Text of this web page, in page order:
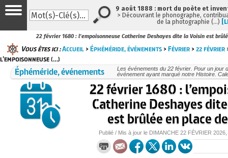
22 février 1680 : l’empoisonneuse Catherine Deshayes dite la Voisin est
Vous êtes ici :Accueil >Éphéméride, événements >Février >22 février
l’empoisonneuse (…)
Éphéméride, événements
Les événements du 22 février. Pour un jour
événement ayant marqué notre Histoire.
22 février 1680 :
Catherine Deshayes
est brûlée en place
Publié / Mis à jour le DIMANCHE 22 FÉVRIER 2026,
9 août 1888 : mort du poète et
> Découvrant le phonographe,
de la photographie (…)